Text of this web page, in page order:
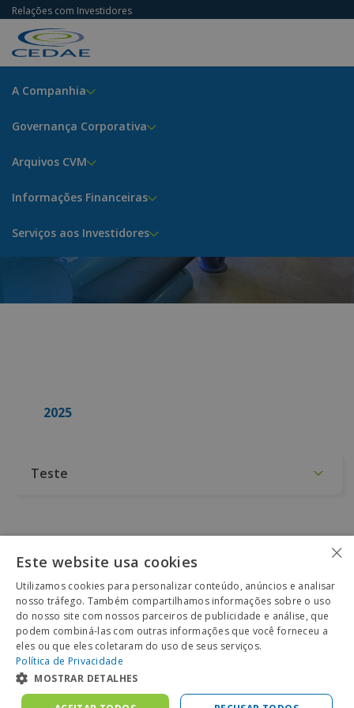
Relações com Investidores
A Companhia
Governança Corporativa
Arquivos CVM
Informações Financeiras
Serviços aos Investidores
Guia de Modelagem
Home Informações Financeiras
2025
Teste
×
Este website usa cookies
Utilizamos cookies para personalizar conteúdo, anúncios e analisar
nosso tráfego. Também compartilhamos informações sobre o uso
do nosso site com nossos parceiros de publicidade e análise, que
podem combiná-las com outras informações que você forneceu a
eles ou que eles coletaram do uso de seus serviços.
Política de Privacidade
MOSTRAR DETALHES